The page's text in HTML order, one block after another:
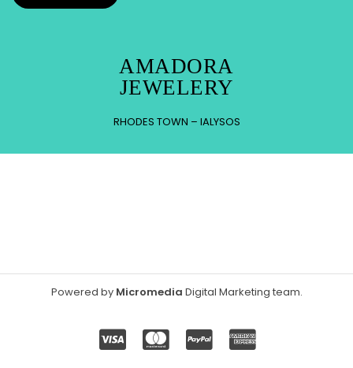
AMADORA
JEWELERY
RHODES TOWN – IALYSOS
Powered by Micromedia Digital Marketing team.